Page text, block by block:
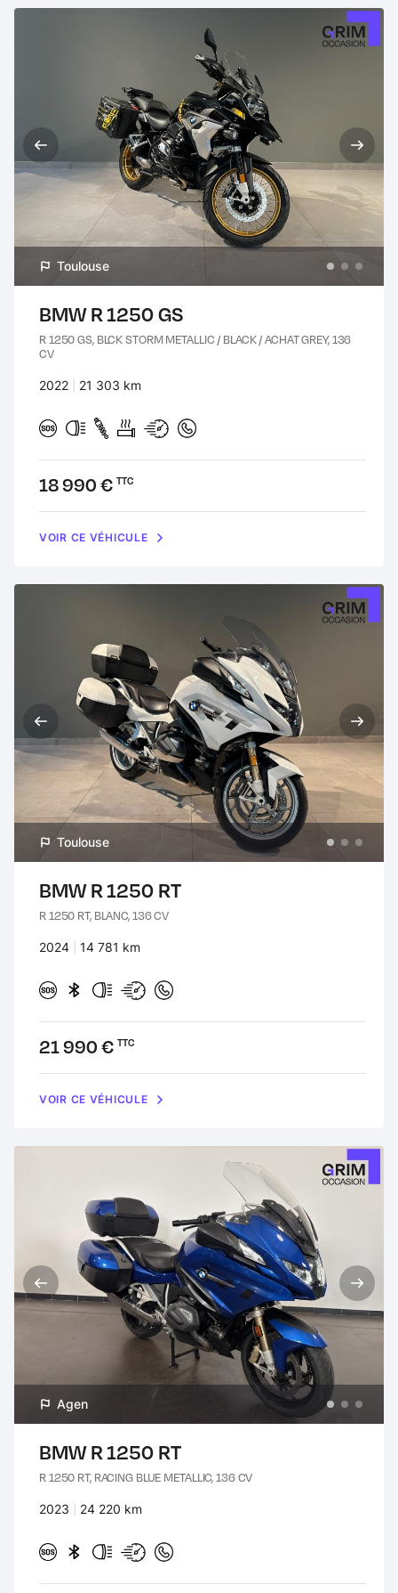
Toulouse
BMW R 1250 GS
R 1250 GS, BLCK STORM METALLIC / BLACK / ACHAT GREY, 136
CV
Années :
2022 Kilomètres :
21 303 km
Prix :
18 990 € TTC
VOIR CE VÉHICULE
Toulouse
BMW R 1250 RT
R 1250 RT, BLANC, 136 CV
Années :
2024 Kilomètres :
14 781 km
Prix :
21 990 € TTC
VOIR CE VÉHICULE
Agen
BMW R 1250 RT
R 1250 RT, RACING BLUE METALLIC, 136 CV
Années :
2023 Kilomètres :
24 220 km